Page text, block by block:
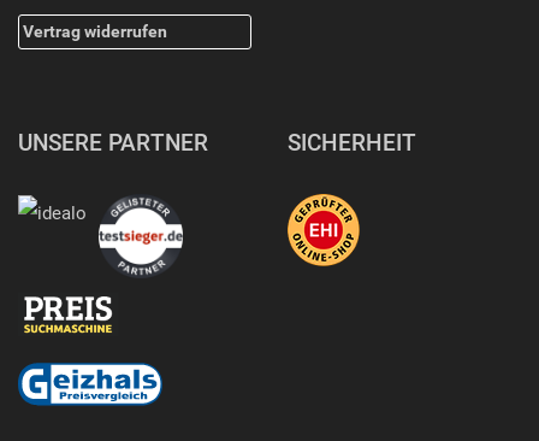
Vertrag widerrufen
UNSERE PARTNER SICHERHEIT